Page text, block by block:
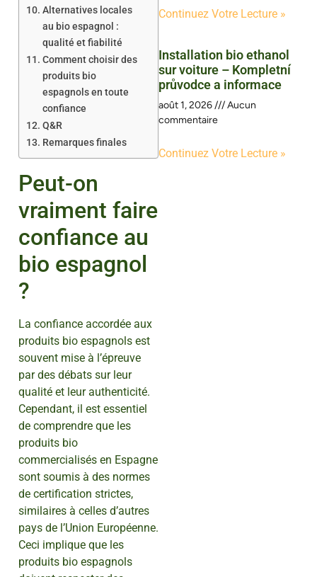
Alternatives locales
au bio espagnol :
qualité et fiabilité
Comment choisir des
produits bio
espagnols en toute
confiance
Q&R
Remarques finales
Peut-on
vraiment faire
confiance au
bio espagnol
?
La confiance accordée aux
produits bio espagnols est
souvent mise à l’épreuve
par des débats sur leur
qualité et leur authenticité.
Cependant, il est essentiel
de comprendre que les
produits bio
commercialisés en Espagne
sont soumis à des normes
de certification strictes,
similaires à celles d’autres
pays de l’Union Européenne.
Ceci implique que les
produits bio espagnols
Continuez Votre Lecture »
Installation bio ethanol
sur voiture – Kompletní
průvodce a informace
août 1, 2026
Aucun
commentaire
Continuez Votre Lecture »